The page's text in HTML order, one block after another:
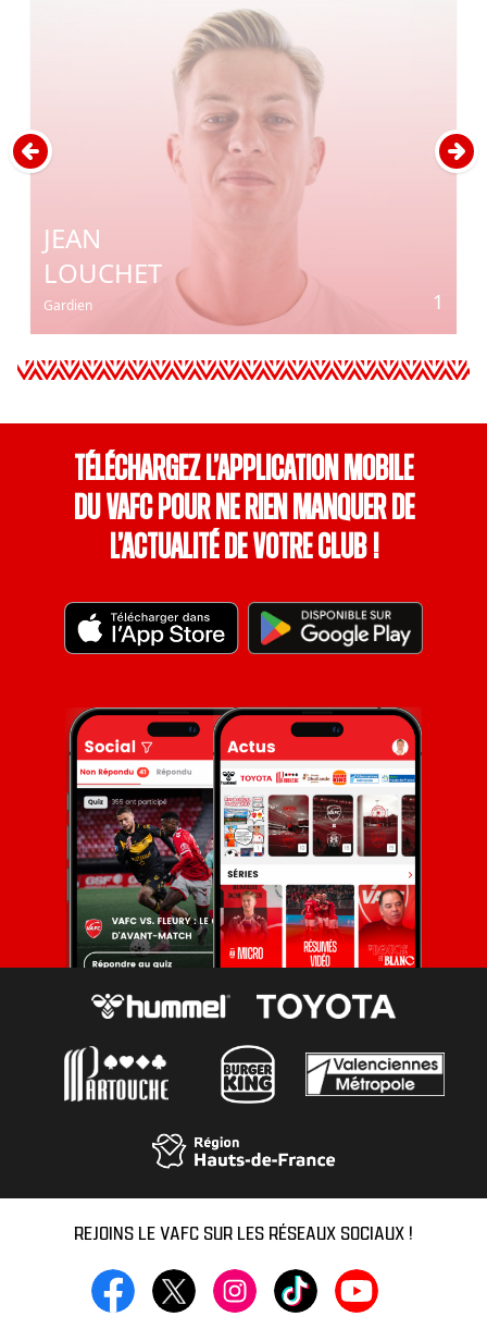
JEAN
LOUCHET
Gardien 1
Téléchargez l’application mobile
du VAFC pour ne rien manquer de
l’actualité de votre club !
REJOINS LE VAFC SUR LES RÉSEAUX SOCIAUX !